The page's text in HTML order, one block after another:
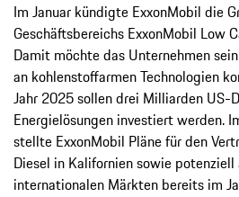
Im Januar kündigte ExxonMobil die
Geschäftsbereichs ExxonMobil Low
Damit möchte das Unternehmen
an kohlenstoffarmen Technologien
Jahr 2025 sollen drei Milliarden US-
Energielösungen investiert werden.
stellte ExxonMobil Pläne für den
Diesel in Kalifornien sowie
internationalen Märkten bereits im